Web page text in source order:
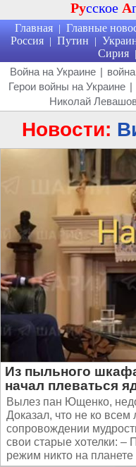
Русское А
Главная | Главные
Россия | Путин |
Сирия |
Война на Украине |
Герои войны на Украине |
Николай
Новости:
Из пыльного
начал плеваться
Вылез пан Ющенко,
Доказал, что не ко всем
сопровождении
свои старые хотелки: –
режим никто на